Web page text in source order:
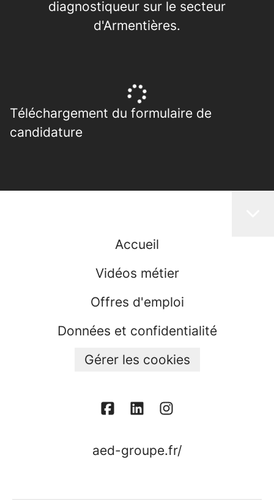
diagnostiqueur sur le secteur
d'Armentières.
Téléchargement du formulaire de
candidature
Accueil
Vidéos métier
Offres d'emploi
Données et confidentialité
Gérer les cookies
aed-groupe.fr/